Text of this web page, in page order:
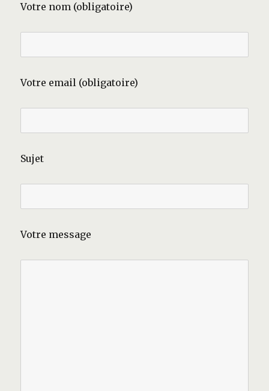
Votre nom (obligatoire)
Votre email (obligatoire)
Sujet
Votre message